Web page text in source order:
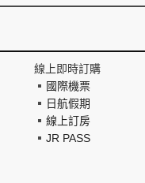
線上即時訂購
國際機票
日航假期
線上訂房
JR PASS